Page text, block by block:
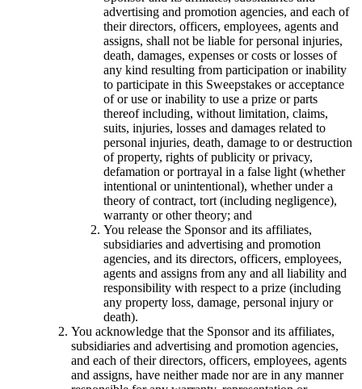
advertising and promotion agencies, and each of
their directors, officers, employees, agents and
assigns, shall not be liable for personal injuries,
death, damages, expenses or costs or losses of
any kind resulting from participation or inability
to participate in this Sweepstakes or acceptance
of or use or inability to use a prize or parts
thereof including, without limitation, claims,
suits, injuries, losses and damages related to
personal injuries, death, damage to or destruction
of property, rights of publicity or privacy,
defamation or portrayal in a false light (whether
intentional or unintentional), whether under a
theory of contract, tort (including negligence),
warranty or other theory; and
You release the Sponsor and its affiliates,
subsidiaries and advertising and promotion
agencies, and its directors, officers, employees,
agents and assigns from any and all liability and
responsibility with respect to a prize (including
any property loss, damage, personal injury or
death).
You acknowledge that the Sponsor and its affiliates,
subsidiaries and advertising and promotion agencies,
and each of their directors, officers, employees, agents
and assigns, have neither made nor are in any manner